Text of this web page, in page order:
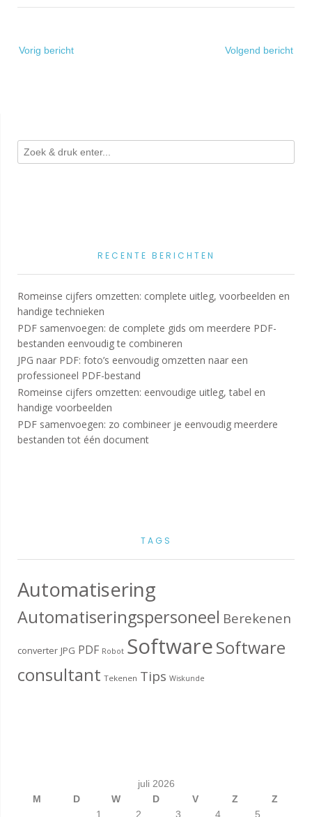
navigatie
Vorig bericht Volgend bericht
RECENTE BERICHTEN
Romeinse cijfers omzetten: complete uitleg, voorbeelden en
handige technieken
PDF samenvoegen: de complete gids om meerdere PDF-
bestanden eenvoudig te combineren
JPG naar PDF: foto’s eenvoudig omzetten naar een
professioneel PDF-bestand
Romeinse cijfers omzetten: eenvoudige uitleg, tabel en
handige voorbeelden
PDF samenvoegen: zo combineer je eenvoudig meerdere
bestanden tot één document
TAGS
Automatisering
Automatiseringspersoneel Berekenen
converter JPG PDF Robot SoftwareSoftware
consultant Tekenen Tips Wiskunde
juli 2026
M
D W D V Z
Z
1
2 3 4 5